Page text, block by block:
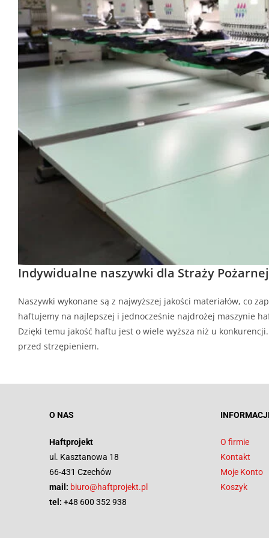
Indywidualne naszywki dla Straży
Naszywki wykonane są z najwyższej jakości materiałów, co
haftujemy na najlepszej i jednocześnie najdrożej maszynie
Dzięki temu jakość haftu jest o wiele wyższa niż u
przed strzępieniem.
O NAS
Haftprojekt
ul. Kasztanowa 18
66-431 Czechów
mail: biuro@haftprojekt.pl
tel: +48 600 352 938
O firmie
Kontakt
Moje Konto
Koszyk